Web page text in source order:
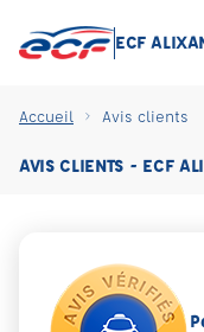
ECF
Accueil Avis clients
AVIS CLIENTS - ECF